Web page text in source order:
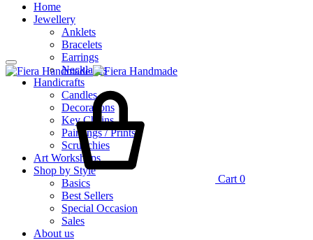
Home
Jewellery
Anklets
Bracelets
Earrings
Necklaces
Handicrafts
Candles
Decorations
Key Chains
Paintings / Prints
Scrunchies
Art Workshops
Shop by Style
Basics
Best Sellers
Special Occasion
Sales
About us
Cart 0